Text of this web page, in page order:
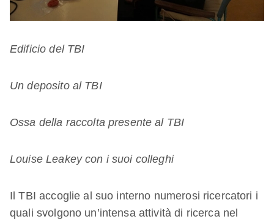
Edificio del TBI
Un deposito al TBI
Ossa della raccolta presente al TBI
Louise Leakey con i suoi colleghi
Il TBI accoglie al suo interno numerosi ricercatori i
quali svolgono un’intensa attività di ricerca nel